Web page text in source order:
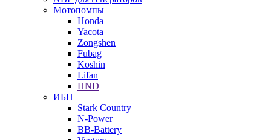
Мотопомпы
Honda
Yacota
Zongshen
Fubag
Koshin
Lifan
HND
ИБП
Stark Country
N-Power
BB-Battery